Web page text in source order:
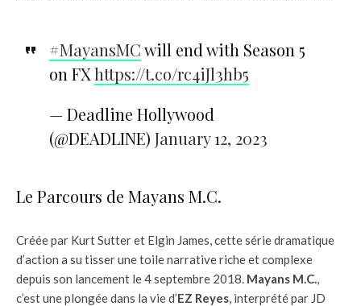
#MayansMCwill end with Season 5
on FXhttps://t.co/rc4iJl3hb5
— Deadline Hollywood
(@DEADLINE) January 12, 2023
Le Parcours de Mayans M.C.
Créée par Kurt Sutter et Elgin James, cette série dramatique
d’action a su tisser une toile narrative riche et complexe
depuis son lancement le 4 septembre 2018. Mayans M.C.,
c’est une plongée dans la vie d’EZ Reyes, interprété par JD